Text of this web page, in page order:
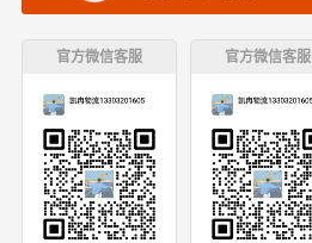
官方微信客服 官方微信客服